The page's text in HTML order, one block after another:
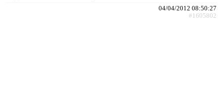
04/04/2012 08:50:27
#1605802